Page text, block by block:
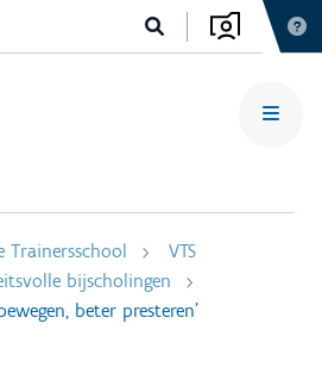
Trainersschool
VTS
bijscholingen
beter presteren'